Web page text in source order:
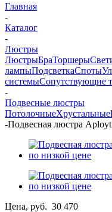
Главная
-
Каталог
-
Люстры
ЛюстрыБраТоршеры
лампыПодсветкаСпоты
системыСопутствующие
-
Подвесные люстры
ПотолочныеХрустальные
-Подвесная люстра
Цена, руб. 30 470